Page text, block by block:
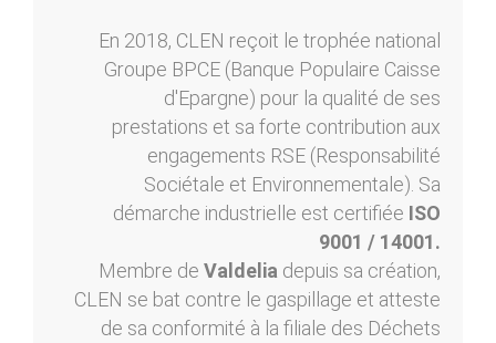
En 2018, CLEN reçoit le trophée national
Groupe BPCE (Banque Populaire Caisse
d'Epargne) pour la qualité de ses
prestations et sa forte contribution aux
engagements RSE (Responsabilité
Sociétale et Environnementale). Sa
démarche industrielle est certifiée ISO
9001 / 14001.
Membre de Valdelia depuis sa création,
CLEN se bat contre le gaspillage et atteste
de sa conformité à la filiale des Déchets